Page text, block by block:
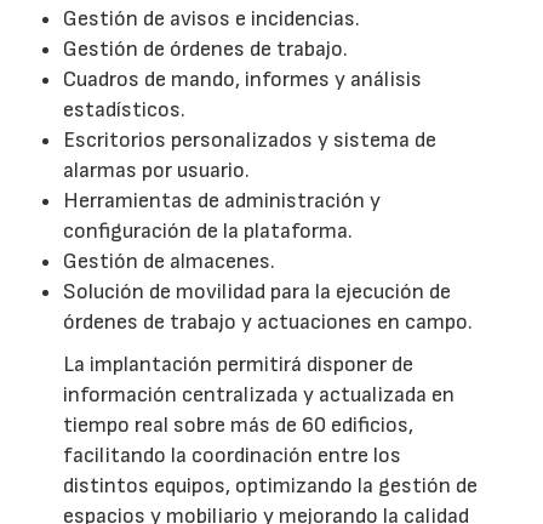
Gestión de avisos e incidencias.
Gestión de órdenes de trabajo.
Cuadros de mando, informes y análisis
estadísticos.
Escritorios personalizados y sistema de
alarmas por usuario.
Herramientas de administración y
configuración de la plataforma.
Gestión de almacenes.
Solución de movilidad para la ejecución de
órdenes de trabajo y actuaciones en campo.
La implantación permitirá disponer de
información centralizada y actualizada en
tiempo real sobre más de 60 edificios,
facilitando la coordinación entre los
distintos equipos, optimizando la gestión de
espacios y mobiliario y mejorando la calidad